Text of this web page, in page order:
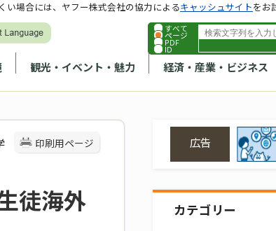
すべて
ページ
PDF
ID
観光・イベント・魅力 経済・産業・ビジネス
い場合には、ヤフー株式会社の協力によるキャッシュサイトをお
印刷用ページ
徒海外
広告
カテゴリー